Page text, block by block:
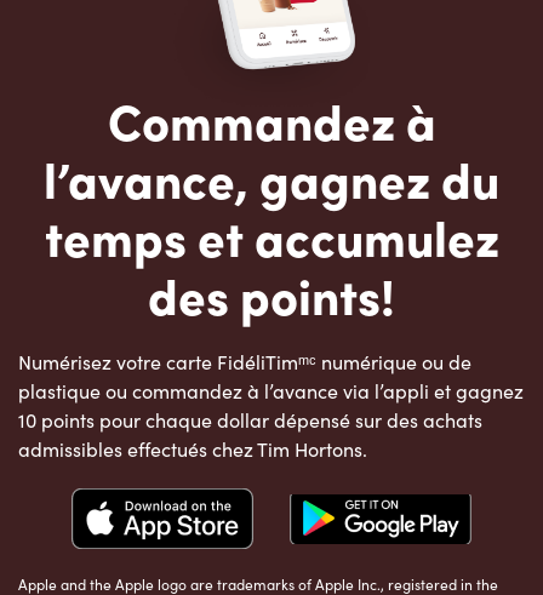
Commandez à
l’avance, gagnez du
temps et accumulez
des points!
Numérisez votre carte FidéliTimᵐᶜ numérique ou de
plastique ou commandez à l’avance via l’appli et gagnez
10 points pour chaque dollar dépensé sur des achats
admissibles effectués chez Tim Hortons.
Apple and the Apple logo are trademarks of Apple Inc., registered in the